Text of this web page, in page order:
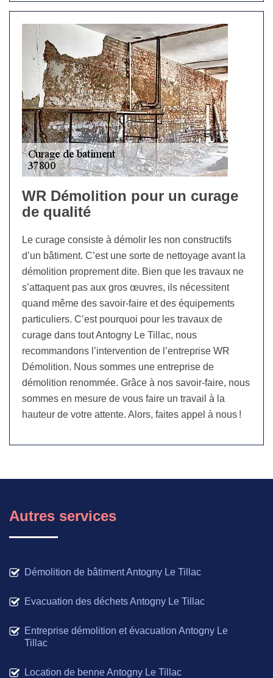
WR Démolition pour un curage
de qualité
Le curage consiste à démolir les non constructifs
d’un bâtiment. C’est une sorte de nettoyage avant la
démolition proprement dite. Bien que les travaux ne
s’attaquent pas aux gros œuvres, ils nécessitent
quand même des savoir-faire et des équipements
particuliers. C’est pourquoi pour les travaux de
curage dans tout Antogny Le Tillac, nous
recommandons l’intervention de l’entreprise WR
Démolition. Nous sommes une entreprise de
démolition renommée. Grâce à nos savoir-faire, nous
sommes en mesure de vous faire un travail à la
hauteur de votre attente. Alors, faites appel à nous !
Autres services
Démolition de bâtiment Antogny Le Tillac
Evacuation des déchets Antogny Le Tillac
Entreprise démolition et évacuation Antogny Le
Tillac
Location de benne Antogny Le Tillac